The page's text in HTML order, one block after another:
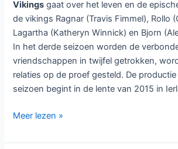
Vikings gaat over het leven en de
de vikings Ragnar (Travis Fimmel), Rollo
Lagartha (Katheryn Winnick) en Bjorn
In het derde seizoen worden de
vriendschappen in twijfel getrokken,
relaties op de proef gesteld. De
seizoen begint in de lente van 2015 in
Vierde
voor
Meer lezen »